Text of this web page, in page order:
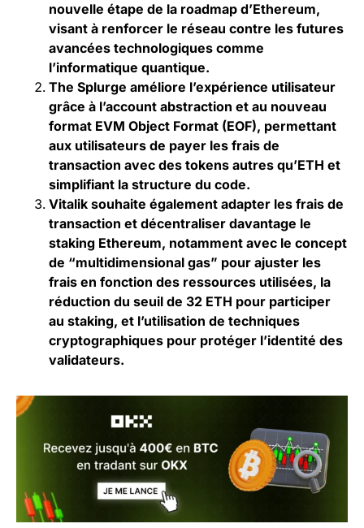
nouvelle étape de la roadmap d’Ethereum,
visant à renforcer le réseau contre les futures
avancées technologiques comme
l’informatique quantique.
The Splurge améliore l’expérience utilisateur
grâce à l’account abstraction et au nouveau
format EVM Object Format (EOF), permettant
aux utilisateurs de payer les frais de
transaction avec des tokens autres qu’ETH et
simplifiant la structure du code.
Vitalik souhaite également adapter les frais de
transaction et décentraliser davantage le
staking Ethereum, notamment avec le concept
de “multidimensional gas” pour ajuster les
frais en fonction des ressources utilisées, la
réduction du seuil de 32 ETH pour participer
au staking, et l’utilisation de techniques
cryptographiques pour protéger l’identité des
validateurs.